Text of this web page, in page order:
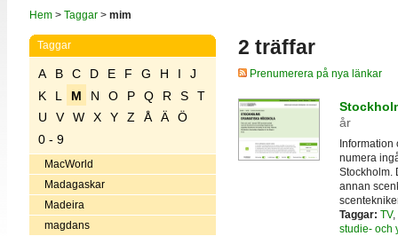
Hem> Taggar> mim
Taggar
A B C D E F G H I
J
K
L M N O P Q R S
T
U
V W X Y Z Å Ä
Ö
0 - 9
MacWorld
Madagaskar
Madeira
magdans
2 träffar
Prenumerera på nya länkar
år
Information
numera
Stockholm.
annan
Taggar: TV,
studie- och